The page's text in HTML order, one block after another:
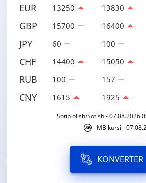
EUR 13250 13830
GBP 15700 16400
JPY 60 100
CHF 14400 15050
RUB 100 157
CNY 1615 1925
Sotib olish/Sotish - 07.08.2026
MB kursi -
KONVERTER